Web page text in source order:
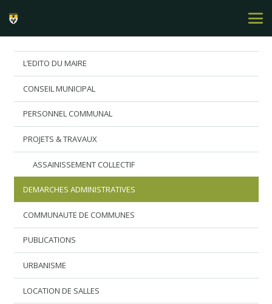
L’EDITO DU MAIRE
CONSEIL MUNICIPAL
PERSONNEL COMMUNAL
PROJETS & TRAVAUX
ASSAINISSEMENT COLLECTIF
DEMARCHES ADMINISTRATIVES
COMMUNAUTE DE COMMUNES
PUBLICATIONS
URBANISME
LOCATION DE SALLES